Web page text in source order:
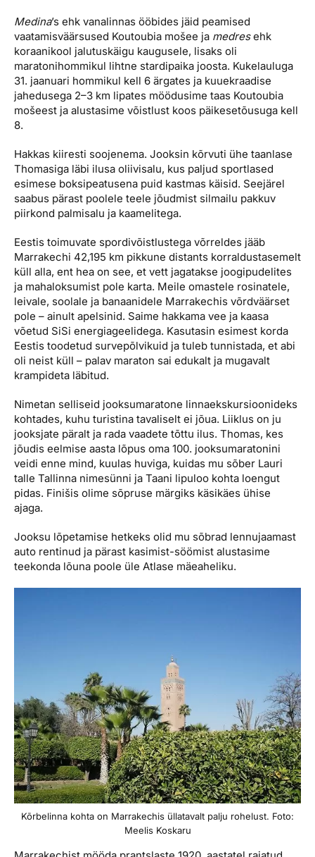
Medina’s ehk vanalinnas ööbides jäid peamised
vaatamisväärsused Koutoubia mošee ja medresehk
koraanikool jalutuskäigu kaugusele, lisaks oli
maratonihommikul lihtne stardipaika joosta. Kukelauluga
31. jaanuari hommikul kell 6 ärgates ja kuuekraadise
jahedusega 2–3 km lipates möödusime taas Koutoubia
mošeest ja alustasime võistlust koos päikesetõusuga kell
8.
Hakkas kiiresti soojenema. Jooksin kõrvuti ühe taanlase
Thomasiga läbi ilusa oliivi­salu, kus paljud sportlased
esimese boksi­peatusena puid kastmas käisid. Seejärel
saabus pärast poolele teele jõudmist silmailu pakkuv
piirkond palmisalu ja kaamelitega.
Eestis toimuvate spordivõistlustega võrreldes jääb
Marrakechi 42,195 km pikkune distants korraldustasemelt
küll alla, ent hea on see, et vett jagatakse joogipudelites
ja mahaloksumist pole karta. Meile omastele rosinatele,
leivale, soolale ja banaanidele Marrakechis võrdväärset
pole – ainult apelsinid. Saime hakkama vee ja kaasa
võetud SiSi energiageelidega. Kasutasin esimest korda
Eestis toodetud survepõlvikuid ja tuleb tunnistada, et abi
oli neist küll – palav maraton sai edukalt ja mugavalt
krampideta läbitud.
Nimetan selliseid jooksumaratone linna­ekskursioonideks
kohtades, kuhu turistina tavaliselt ei jõua. Liiklus on ju
jooksjate päralt ja rada vaadete tõttu ilus. Thomas, kes
jõudis eelmise aasta lõpus oma 100. jooksu­maratonini
veidi enne mind, kuulas huviga, kuidas mu sõber Lauri
talle Tallinna nimesünni ja Taani lipuloo kohta loengut
pidas. Finišis olime sõpruse märgiks käsikäes ühise
ajaga.
Jooksu lõpetamise hetkeks olid mu sõbrad lennujaamast
auto rentinud ja pärast kasimist-söömist alustasime
teekonda lõuna poole üle Atlase mäeaheliku.
Kõrbelinna kohta on Marrakechis üllatavalt palju rohelust. Foto:
Meelis Koskaru